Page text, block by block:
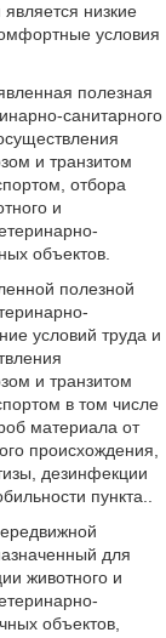
низкие
условия
полезная
санитарного
и транзитом
отбора
и
объектов.
полезной
условий труда и
и транзитом
в том числе
материала от
происхождения,
дезинфекции
пункта..
для
животного и
объектов,